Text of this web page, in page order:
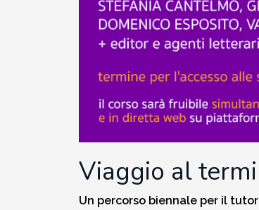
Viaggio al
Un percorso biennale per il